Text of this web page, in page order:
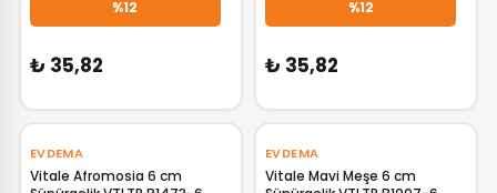
%12
₺ 35,82
%12
₺ 35,82
EVDEMA
Vitale Afromosia 6 cm
EVDEMA
Vitale Mavi Meşe 6 cm